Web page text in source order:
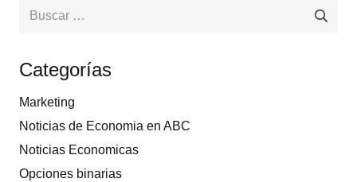
Buscar:
Categorías
Marketing
Noticias de Economia en ABC
Noticias Economicas
Opciones binarias